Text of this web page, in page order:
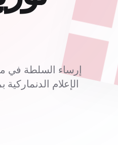
إرساء السلطة في